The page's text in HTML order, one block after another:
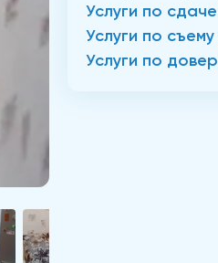
Услуги по
Услуги по
Услуги по